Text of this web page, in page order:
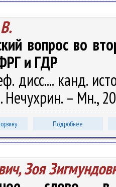
вопрос во
и ГДР
дисс.... канд.
Нечухрин. – Мн.,
Подробнее
Зоя